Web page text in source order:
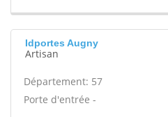
Idportes Augny
Artisan
Département: 57
Porte d'entrée -